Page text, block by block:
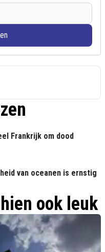
Frankrijk om dood
van oceanen is ernstig
ook leuk